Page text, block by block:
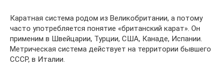
Каратная система родом из Великобритании, а потому
часто употребляется понятие «британский карат». Он
применим в Швейцарии, Турции, США, Канаде, Испании.
Метрическая система действует на территории бывшего
СССР, в Италии.